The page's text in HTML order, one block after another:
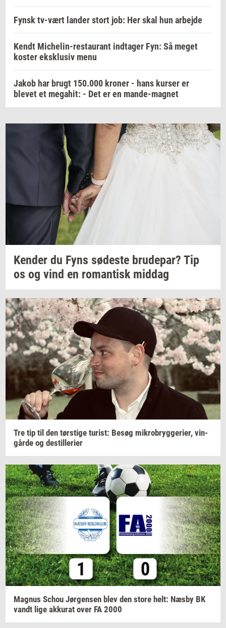
Fynsk tv-vært lander stort job: Her skal hun arbejde
Kendt Michelin-restaurant indtager Fyn: Så meget
koster eksklusiv menu
Jakob har brugt 150.000 kroner - hans kurser er
blevet et megahit: - Det er en mande-magnet
Ken­der du Fyns sø­de­ste bru­de­par? Tip
os og vind en ro­man­tisk mid­dag
Tre tip til den tørsti­ge turist: Besøg mi­kro­bryg­ge­ri­er, vin­
går­de og destil­le­ri­er
Magnus Schou Jør­gen­sen blev den store helt: Næsby BK
vandt lige ak­ku­rat over FA 2000